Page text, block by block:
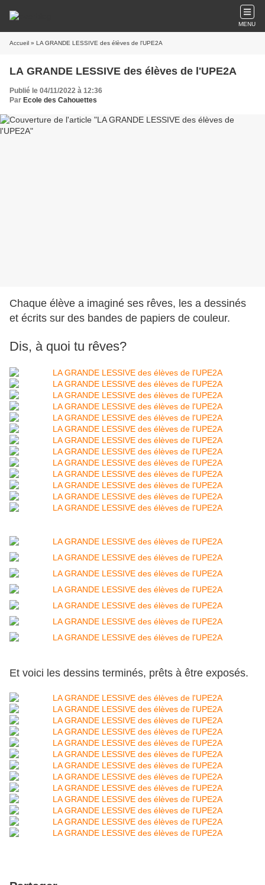
MENU
Accueil » LA GRANDE LESSIVE des élèves de l'UPE2A
LA GRANDE LESSIVE des élèves de l'UPE2A
Publié le 04/11/2022 à 12:36
Par Ecole des Cahouettes
Chaque élève a imaginé ses rêves, les a dessinés
et écrits sur des bandes de papiers de couleur.
Dis, à quoi tu rêves?
Et voici les dessins terminés, prêts à être exposés.